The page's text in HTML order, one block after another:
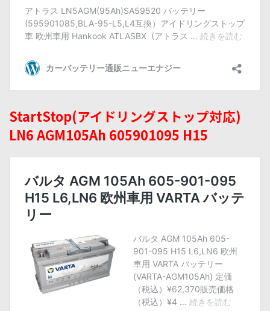
StartStop(アイドリングストップ対応)
LN6 AGM105Ah 605901095 H15